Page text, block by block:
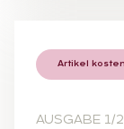
Artikel
AUSGABE 1/